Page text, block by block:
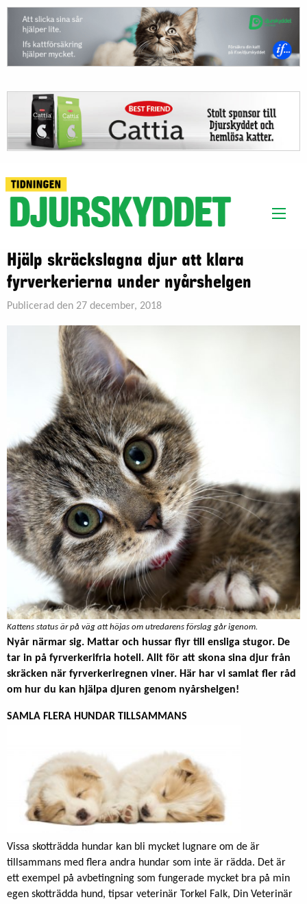
Hjälp skräckslagna djur att klara
fyrverkerierna under nyårshelgen
Publicerad den 27 december, 2018
Kattens status är på väg att höjas om utredarens förslag går igenom.
Nyår närmar sig. Mattar och hussar flyr till ensliga stugor. De
tar in på fyrverkerifria hotell. Allt för att skona sina djur från
skräcken när fyrverkeriregnen viner. Här har vi samlat fler råd
om hur du kan hjälpa djuren genom nyårshelgen!
SAMLA FLERA HUNDAR TILLSAMMANS
Vissa skotträdda hundar kan bli mycket lugnare om de är
tillsammans med flera andra hundar som inte är rädda. Det är
ett exempel på avbetingning som fungerade mycket bra på min
egen skotträdda hund, tipsar veterinär Torkel Falk, Din Veterinär